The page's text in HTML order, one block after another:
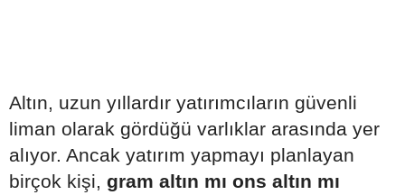
Altın, uzun yıllardır yatırımcıların güvenli
liman olarak gördüğü varlıklar arasında yer
alıyor. Ancak yatırım yapmayı planlayan
birçok kişi, gram altın mı ons altın mı